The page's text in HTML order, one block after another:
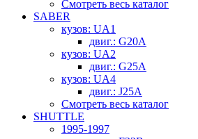
Смотреть весь каталог
SABER
кузов: UA1
двиг.: G20A
кузов: UA2
двиг.: G25A
кузов: UA4
двиг.: J25A
Смотреть весь каталог
SHUTTLE
1995-1997